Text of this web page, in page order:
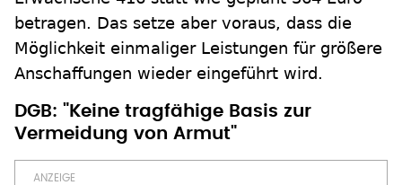
betragen. Das setze aber voraus, dass die
Möglichkeit einmaliger Leistungen für größere
Anschaffungen wieder eingeführt wird.
DGB: "Keine tragfähige Basis zur
Vermeidung von Armut"